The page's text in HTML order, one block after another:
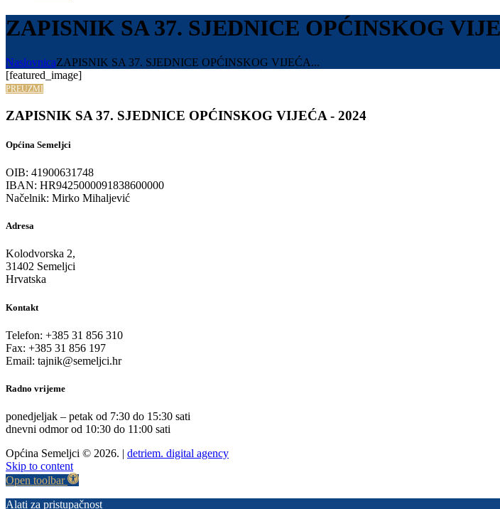
ZAPISNIK SA 37. SJEDNICE OPĆINSKOG
NaslovnicaZAPISNIK SA 37. SJEDNICE OPĆINSKOG VIJEĆA...
[featured_image]
PREUZMI
ZAPISNIK SA 37. SJEDNICE OPĆINSKOG VIJEĆA - 2024
Općina Semeljci
OIB: 41900631748
IBAN: HR9425000091838600000
Načelnik: Mirko Mihaljević
Adresa
Kolodvorska 2,
31402 Semeljci
Hrvatska
Kontakt
Telefon: +385 31 856 310
Fax: +385 31 856 197
Email: tajnik@semeljci.hr
Radno vrijeme
ponedjeljak – petak od 7:30 do 15:30 sati
dnevni odmor od 10:30 do 11:00 sati
Općina Semeljci © 2026. | detriem. digital agency
Skip to content
Open toolbar
Alati za pristupačnost